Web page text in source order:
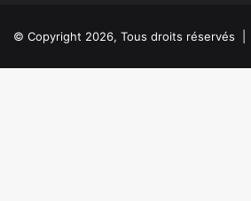
© Copyright 2026, Tous droits réservés |